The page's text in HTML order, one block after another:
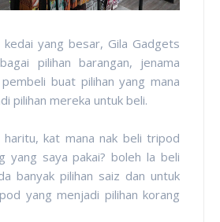
kedai yang besar, Gila Gadgets
pilihan barangan, jenama
buat pilihan yang mana
pilihan mereka untuk beli.
kat mana nak beli tripod
yang saya pakai? boleh la beli
banyak pilihan saiz dan untuk
yang menjadi pilihan korang